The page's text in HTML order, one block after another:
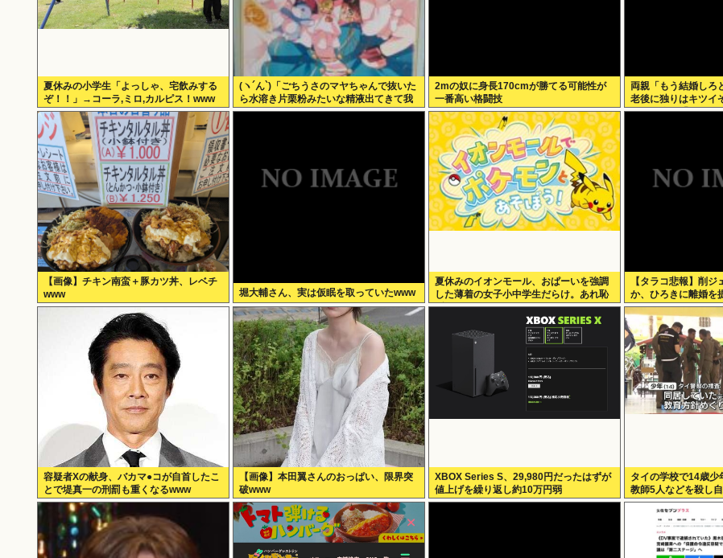
夏休みの小学生「よっしゃ、宅飲みする
ぞ！！」→コーラ,ミロ,カルピス！www
(ヽ´ん`)「ごちうさのマヤちゃんで抜いた
ら水溶き片栗粉みたいな精液出てきて我
ながらビビった」
2mの奴に身長170cmが勝てる可能性が
一番高い格闘技
両親「もう結婚しろ
老後に独りはキツイ
だ？」俺ら「…」
【画像】チキン南蛮＋豚カツ丼、レベチ
www
堀大輔さん、実は仮眠を取っていたwww
夏休みのイオンモール、おぱーいを強調
した薄着の女子小中学生だらけ。あれ恥
ずかしくないの？
【タラコ悲報】削
か、ひろきに離婚を
容疑者Xの献身、バカマ●コが自首したこ
とで堤真一の刑罰も重くなるwww
【画像】本田翼さんのおっぱい、限界突
破www
XBOX Series S、29,980円だったはずが
値上げを繰り返し約10万円弱
タイの学校で14歳少
教師5人などを殺し